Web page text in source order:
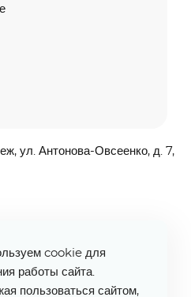
ул. Антонова-Овсеенко, д. 7,
cookie для
работы сайта.
пользоваться сайтом,